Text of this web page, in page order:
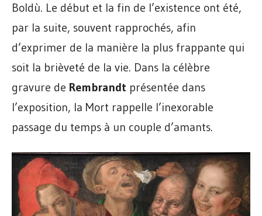
Boldù. Le début et la fin de l’existence ont été,
par la suite, souvent rapprochés, afin
d’exprimer de la manière la plus frappante qui
soit la brièveté de la vie. Dans la célèbre
gravure de Rembrandt présentée dans
l’exposition, la Mort rappelle l’inexorable
passage du temps à un couple d’amants.